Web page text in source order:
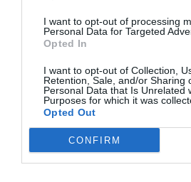
I want to opt-out of processing
Personal Data for Targeted
Opted In
I want to opt-out of Collection,
Retention, Sale, and/or Sharing
Personal Data that Is Unrelated
Purposes for which it was
Opted Out
CONFIRM